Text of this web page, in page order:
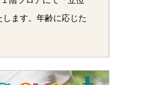
ます。年齢に応じた